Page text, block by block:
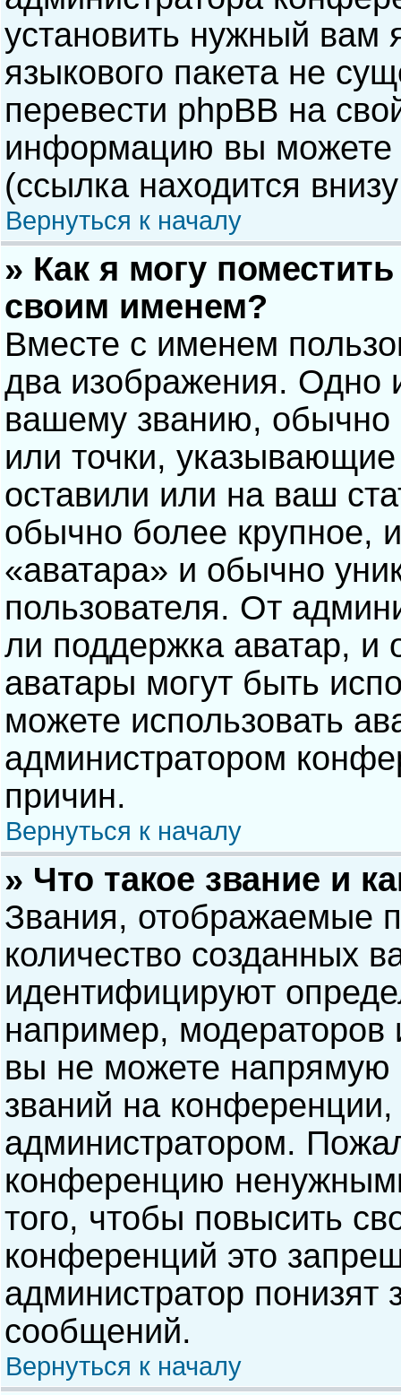
установить нужный вам
языкового пакета не
перевести phpBB на
информацию вы можете
(ссылка находится
Вернуться к началу
» Как я могу
своим именем?
Вместе с именем
два изображения. Одно
вашему званию, обычно
или точки,
оставили или на ваш
обычно более крупное,
«аватара» и обычно
пользователя. От
ли поддержка аватар, и
аватары могут быть
можете использовать
администратором
причин.
Вернуться к началу
» Что такое звание и
Звания, отображаемые
количество созданных
идентифицируют
например,
вы не можете напрямую
званий на
администратором.
конференцию
того, чтобы повысить
конференций это
администратор понизят
сообщений.
Вернуться к началу